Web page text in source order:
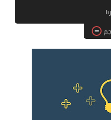
فرص عمل في اليمن
فرص عمل في السودان